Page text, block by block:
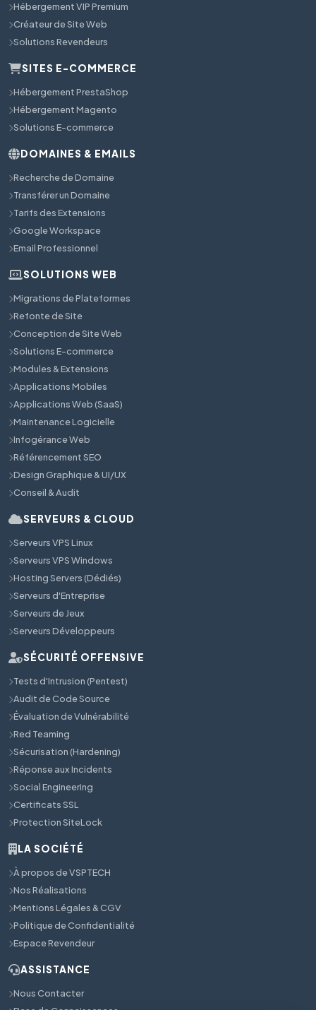
Hébergement VIP Premium
Créateur de Site Web
Solutions Revendeurs
SITES E-COMMERCE
Hébergement PrestaShop
Hébergement Magento
Solutions E-commerce
DOMAINES & EMAILS
Recherche de Domaine
Transférer un Domaine
Tarifs des Extensions
Google Workspace
Email Professionnel
SOLUTIONS WEB
Migrations de Plateformes
Refonte de Site
Conception de Site Web
Solutions E-commerce
Modules & Extensions
Applications Mobiles
Applications Web (SaaS)
Maintenance Logicielle
Infogérance Web
Référencement SEO
Design Graphique & UI/UX
Conseil & Audit
SERVEURS & CLOUD
Serveurs VPS Linux
Serveurs VPS Windows
Hosting Servers (Dédiés)
Serveurs d'Entreprise
Serveurs de Jeux
Serveurs Développeurs
SÉCURITÉ OFFENSIVE
Tests d'Intrusion (Pentest)
Audit de Code Source
Évaluation de Vulnérabilité
Red Teaming
Sécurisation (Hardening)
Réponse aux Incidents
Social Engineering
Certificats SSL
Protection SiteLock
LA SOCIÉTÉ
À propos de VSPTECH
Nos Réalisations
Mentions Légales & CGV
Politique de Confidentialité
Espace Revendeur
ASSISTANCE
Nous Contacter